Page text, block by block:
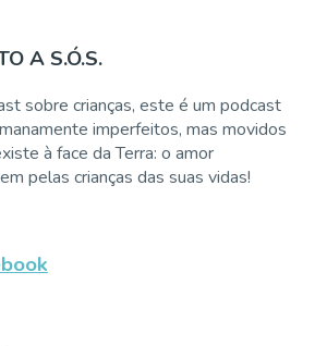
A S.Ó.S.
sobre crianças, este é um podcast
imperfeitos, mas movidos
à face da Terra: o amor
pelas crianças das suas vidas!